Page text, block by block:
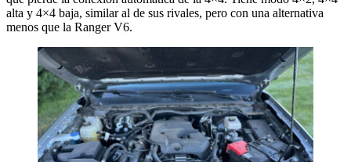
alta y 4×4 baja, similar al de sus rivales, pero con una alternativa
menos que la Ranger V6.